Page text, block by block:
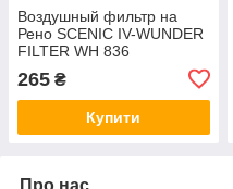
Воздушный фильтр на
Рено SCENIC IV-WUNDER
FILTER WH 836
265 ₴
Купити
Про нас